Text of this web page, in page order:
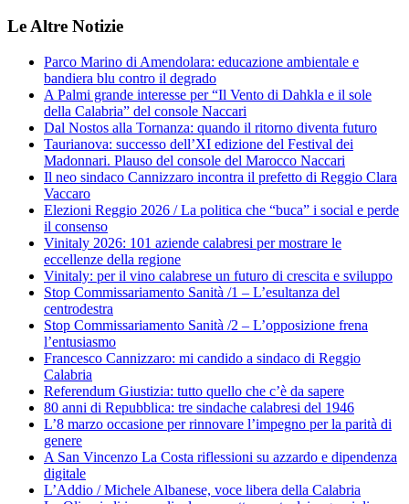
Le Altre Notizie
Parco Marino di Amendolara: educazione ambientale e
bandiera blu contro il degrado
A Palmi grande interesse per “Il Vento di Dahkla e il sole
della Calabria” del console Naccari
Dal Nostos alla Tornanza: quando il ritorno diventa futuro
Taurianova: successo dell’XI edizione del Festival dei
Madonnari. Plauso del console del Marocco Naccari
Il neo sindaco Cannizzaro incontra il prefetto di Reggio Clara
Vaccaro
Elezioni Reggio 2026 / La politica che “buca” i social e perde
il consenso
Vinitaly 2026: 101 aziende calabresi per mostrare le
eccellenze della regione
Vinitaly: per il vino calabrese un futuro di crescita e sviluppo
Stop Commissariamento Sanità /1 – L’esultanza del
centrodestra
Stop Commissariamento Sanità /2 – L’opposizione frena
l’entusiasmo
Francesco Cannizzaro: mi candido a sindaco di Reggio
Calabria
Referendum Giustizia: tutto quello che c’è da sapere
80 anni di Repubblica: tre sindache calabresi del 1946
L’8 marzo occasione per rinnovare l’impegno per la parità di
genere
A San Vincenzo La Costa riflessioni su azzardo e dipendenza
digitale
L’Addio / Michele Albanese, voce libera della Calabria